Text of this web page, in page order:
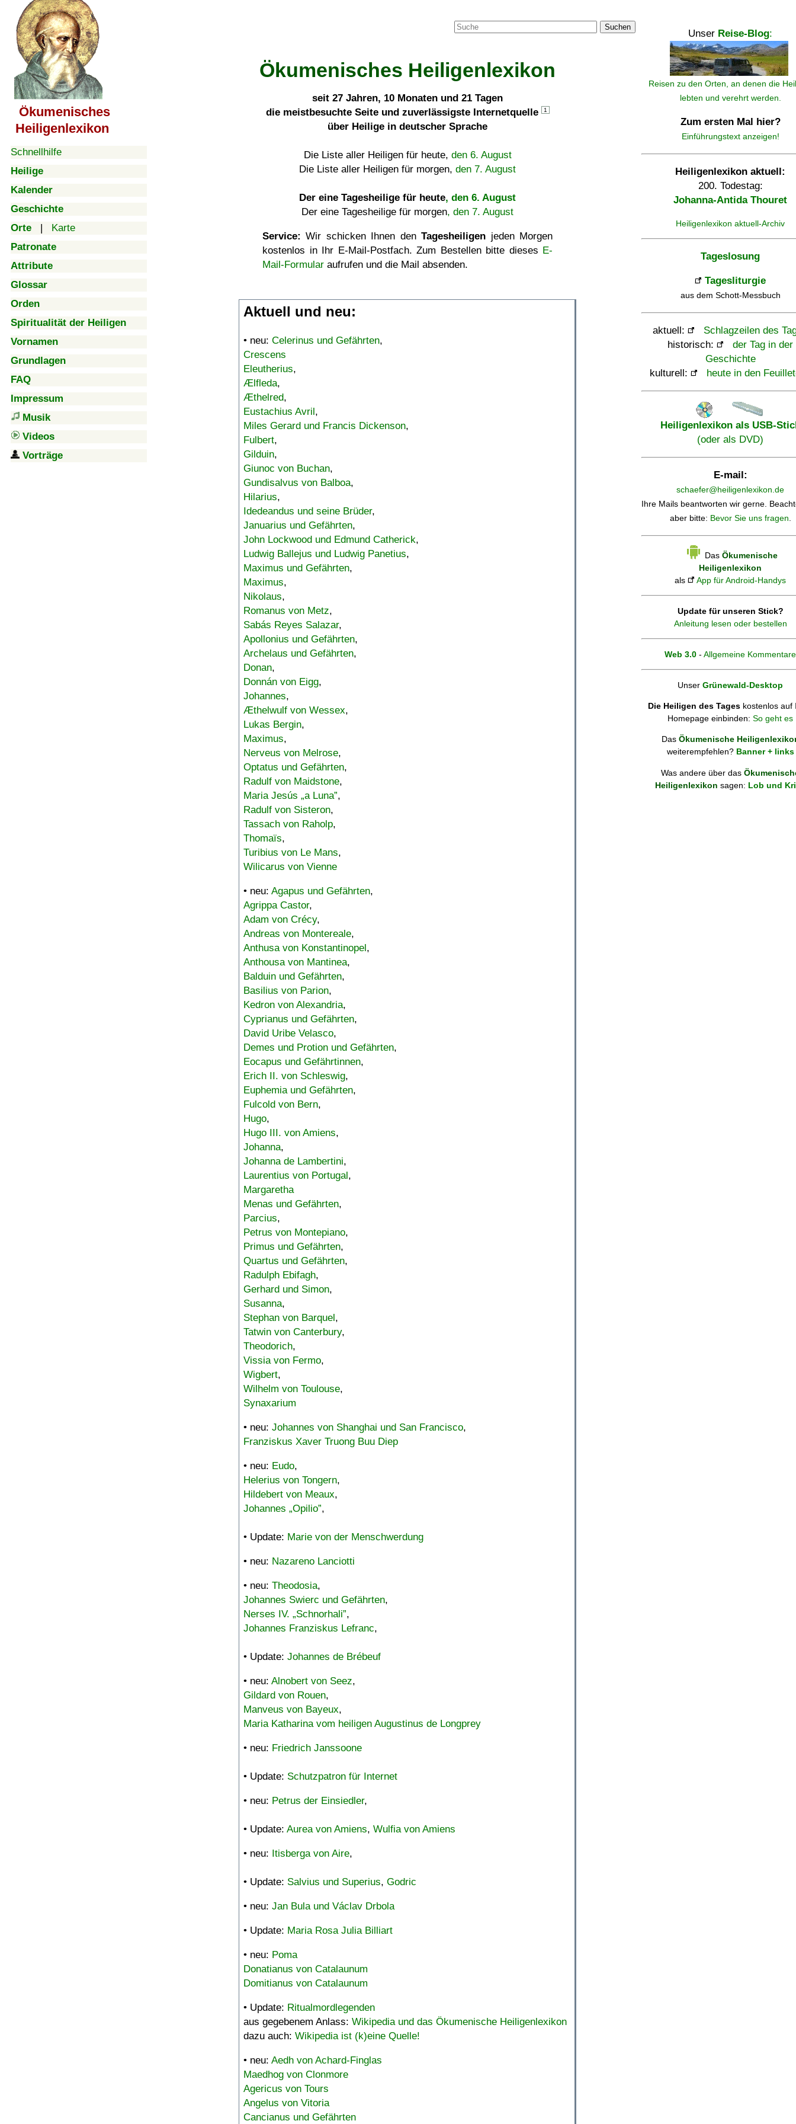
Ökumenisches
Heiligenlexikon
Schnellhilfe
Heilige
Kalender
Geschichte
Orte | Karte
Patronate
Attribute
Glossar
Orden
Spiritualität der Heiligen
Vornamen
Grundlagen
FAQ
Impressum
Musik
Videos
Vorträge
Suchen
Ökumenisches Heiligenlexikon
seit 27 Jahren, 10 Monaten und 21 Tagen
die meistbesuchte Seite und zuverlässigste Internetquelle
1
über Heilige in deutscher Sprache
Die Liste aller Heiligen für heute, den 6. August
Die Liste aller Heiligen für morgen, den 7. August
Der eine Tagesheilige für heute, den 6. August
Der eine Tagesheilige für morgen, den 7. August
Service: Wir schicken Ihnen denTagesheiligen jeden Morgen
kostenlos in Ihr E-Mail-Postfach. Zum Bestellen bitte dieses E-
Mail-Formular aufrufen und die Mail absenden.
Aktuell und neu:
• neu: Celerinus und Gefährten,
Crescens
Eleutherius,
Ælfleda,
Æthelred,
Eustachius Avril,
Miles Gerard und Francis Dickenson,
Fulbert,
Gilduin,
Giunoc von Buchan,
Gundisalvus von Balboa,
Hilarius,
Idedeandus und seine Brüder,
Januarius und Gefährten,
John Lockwood und Edmund Catherick,
Ludwig Ballejus und Ludwig Panetius,
Maximus und Gefährten,
Maximus,
Nikolaus,
Romanus von Metz,
Sabás Reyes Salazar,
Apollonius und Gefährten,
Archelaus und Gefährten,
Donan,
Donnán von Eigg,
Johannes,
Æthelwulf von Wessex,
Lukas Bergin,
Maximus,
Nerveus von Melrose,
Optatus und Gefährten,
Radulf von Maidstone,
Maria Jesús „a Luna”,
Radulf von Sisteron,
Tassach von Raholp,
Thomaïs,
Turibius von Le Mans,
Wilicarus von Vienne
• neu: Agapus und Gefährten,
Agrippa Castor,
Adam von Crécy,
Andreas von Montereale,
Anthusa von Konstantinopel,
Anthousa von Mantinea,
Balduin und Gefährten,
Basilius von Parion,
Kedron von Alexandria,
Cyprianus und Gefährten,
David Uribe Velasco,
Demes und Protion und Gefährten,
Eocapus und Gefährtinnen,
Erich II. von Schleswig,
Euphemia und Gefährten,
Fulcold von Bern,
Hugo,
Hugo III. von Amiens,
Johanna,
Johanna de Lambertini,
Laurentius von Portugal,
Margaretha
Menas und Gefährten,
Parcius,
Petrus von Montepiano,
Primus und Gefährten,
Quartus und Gefährten,
Radulph Ebifagh,
Gerhard und Simon,
Susanna,
Stephan von Barquel,
Tatwin von Canterbury,
Theodorich,
Vissia von Fermo,
Wigbert,
Wilhelm von Toulouse,
Synaxarium
• neu: Johannes von Shanghai und San Francisco,
Franziskus Xaver Truong Buu Diep
• neu: Eudo,
Helerius von Tongern,
Hildebert von Meaux,
Johannes „Opilio”,
• Update: Marie von der Menschwerdung
• neu: Nazareno Lanciotti
• neu: Theodosia,
Johannes Swierc und Gefährten,
Nerses IV. „Schnorhali”,
Johannes Franziskus Lefranc,
• Update: Johannes de Brébeuf
• neu: Alnobert von Seez,
Gildard von Rouen,
Manveus von Bayeux,
Maria Katharina vom heiligen Augustinus de Longprey
• neu: Friedrich Janssoone
• Update: Schutzpatron für Internet
• neu: Petrus der Einsiedler,
• Update: Aurea von Amiens, Wulfia von Amiens
• neu: Itisberga von Aire,
• Update: Salvius und Superius, Godric
• neu: Jan Bula und Václav Drbola
• Update: Maria Rosa Julia Billiart
• neu: Poma
Donatianus von Catalaunum
Domitianus von Catalaunum
• Update: Ritualmordlegenden
aus gegebenem Anlass: Wikipedia und das Ökumenische Heiligenlexikon
dazu auch: Wikipedia ist (k)eine Quelle!
• neu: Aedh von Achard-Finglas
Maedhog von Clonmore
Agericus von Tours
Angelus von Vitoria
Cancianus und Gefährten
Unser Reise-Blog:
Reisen zu den Orten, an denen die
lebten und verehrt werden.
Zum ersten Mal hier?
Einführungstext anzeigen!
Heiligenlexikon aktuell:
200. Todestag:
Johanna-Antida Thouret
Heiligenlexikon aktuell-Archiv
Tageslosung
Tagesliturgie
aus dem Schott-Messbuch
aktuell:
Schlagzeilen des
historisch:
der Tag in der
Geschichte
kulturell:
heute in den
Heiligenlexikon als USB-
(oder als DVD)
E-mail:
schaefer@heiligenlexikon.de
Ihre Mails beantworten wir gerne.
aber bitte: Bevor Sie uns fragen.
Das Ökumenische
Heiligenlexikon
als
App für Android-Handys
Update für unseren Stick?
Anleitung lesen oder bestellen
Web 3.0 - Allgemeine Kommentare
Unser Grünewald-Desktop
Die Heiligen des Tages kostenlos auf
Homepage einbinden: So geht es
Das Ökumenische
weiterempfehlen? Banner + links
Was andere über das
Heiligenlexikon sagen: Lob und